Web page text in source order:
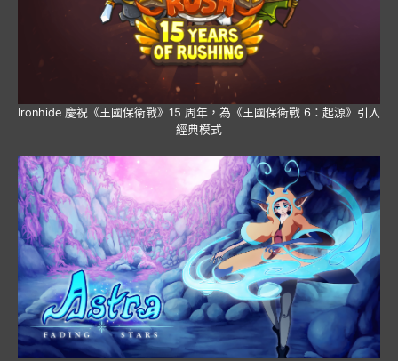
Ironhide 慶祝《王國保衛戰》15 周年，為《王國保衛戰 6：起源》引入
經典模式